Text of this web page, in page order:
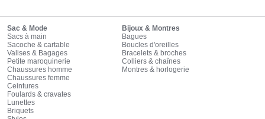
Sac & Mode
Sacs à main
Sacoche & cartable
Valises & Bagages
Petite maroquinerie
Chaussures homme
Chaussures femme
Ceintures
Foulards & cravates
Lunettes
Briquets
Bijoux & Montres
Bagues
Boucles d'oreilles
Bracelets & broches
Colliers & chaînes
Montres & horlogerie